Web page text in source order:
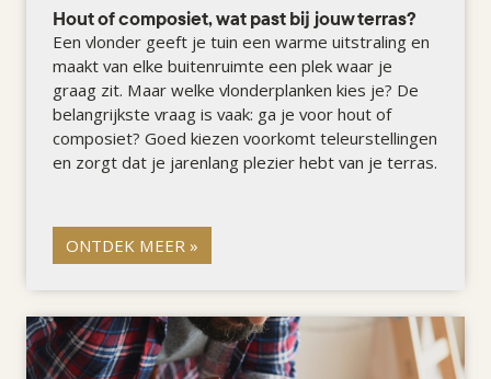
Hout of composiet, wat past bij jouw terras?
Een vlonder geeft je tuin een warme uitstraling en
maakt van elke buitenruimte een plek waar je
graag zit. Maar welke vlonderplanken kies je? De
belangrijkste vraag is vaak: ga je voor hout of
composiet? Goed kiezen voorkomt teleurstellingen
en zorgt dat je jarenlang plezier hebt van je terras.
ONTDEK MEER »